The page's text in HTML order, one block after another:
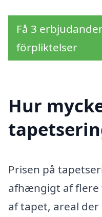
Få 3
förpliktelser
Hur
Prisen på
afhængigt af flere
af tapet, areal